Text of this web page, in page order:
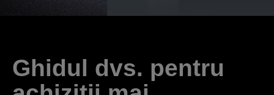
Ghidul dvs. pentru